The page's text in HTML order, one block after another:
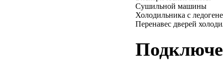
Сушильной машины
Холодильника с
Перенавес дверей